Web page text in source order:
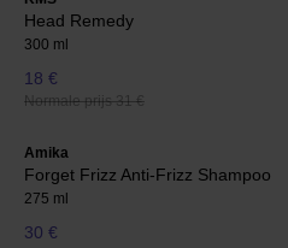
Head Remedy
300 ml
18 €
Normale prijs 31 €
Amika
Forget Frizz Anti-Frizz Shampoo
275 ml
30 €